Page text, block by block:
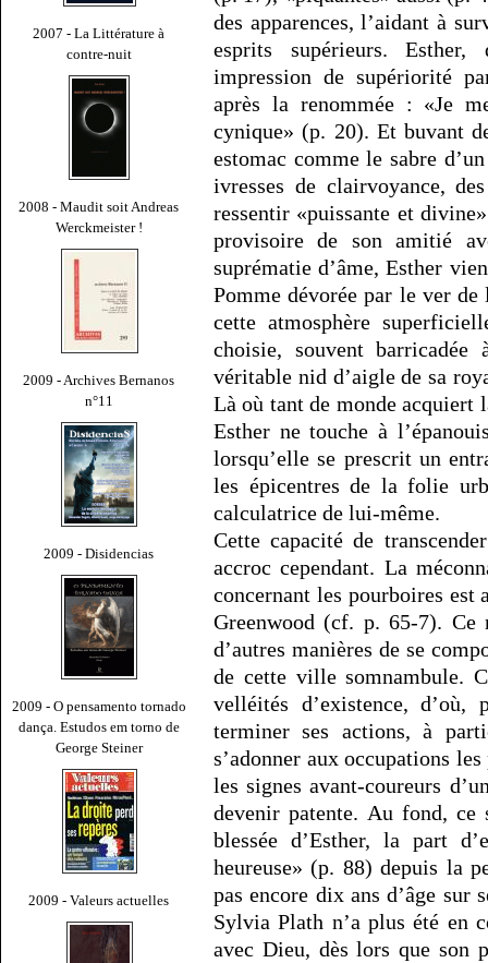
2007 - La Littérature à
contre-nuit
2008 - Maudit soit Andreas
Werckmeister !
2009 - Archives Bernanos
n°11
2009 - Disidencias
2009 - O pensamento tornado
dança. Estudos em torno de
George Steiner
2009 - Valeurs actuelles
des apparences, l’aidant à
esprits supérieurs.
impression de supériorité
après la renommée : «Je
cynique» (p. 20). Et buvant
estomac comme le sabre
ivresses de clairvoyance,
ressentir «puissante et
provisoire de son amitié
suprématie d’âme, Esther
Pomme dévorée par le ver
cette atmosphère
choisie, souvent barricadée
véritable nid d’aigle de sa
Là où tant de monde acquiert
Esther ne touche à
lorsqu’elle se prescrit un
les épicentres de la folie
calculatrice de lui-même.
Cette capacité de
accroc cependant. La
concernant les pourboires est
Greenwood (cf. p. 65-7). Ce
d’autres manières de se
de cette ville somnambule.
velléités d’existence, d’où,
terminer ses actions, à
s’adonner aux occupations
les signes avant-coureurs
devenir patente. Au fond,
blessée d’Esther, la part
heureuse» (p. 88) depuis la
pas encore dix ans d’âge sur
Sylvia Plath n’a plus été en
avec Dieu, dès lors que son